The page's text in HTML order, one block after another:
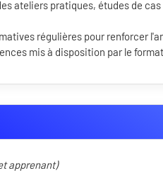
ateliers pratiques, études de
régulières pour renforcer
mis à disposition par le
apprenant)